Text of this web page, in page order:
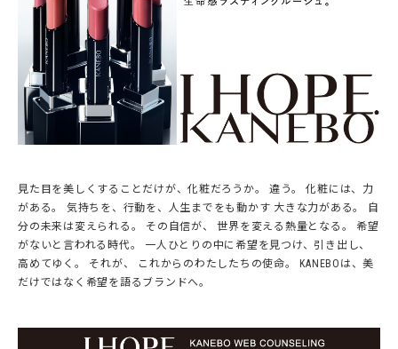
見た目を美しくすることだけが、化粧だろうか。 違う。 化粧には、力
がある。 気持ちを、行動を、人生までをも動かす 大きな力がある。 自
分の未来は変えられる。 その自信が、 世界を変える熱量となる。 希望
がないと言われる時代。 一人ひとりの中に希望を見つけ、引き出し、
高めてゆく。 それが、 これからのわたしたちの使命。 KANEBOは、美
だけではなく希望を語るブランドへ。